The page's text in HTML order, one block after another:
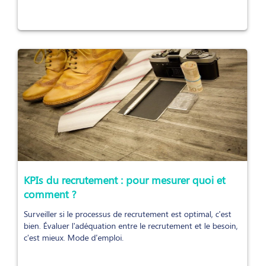
KPIs du recrutement : pour mesurer quoi et
comment ?
Surveiller si le processus de recrutement est optimal, c'est
bien. Évaluer l'adéquation entre le recrutement et le besoin,
c'est mieux. Mode d'emploi.